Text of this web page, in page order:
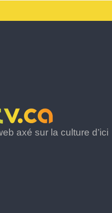
axé sur la culture d’ici